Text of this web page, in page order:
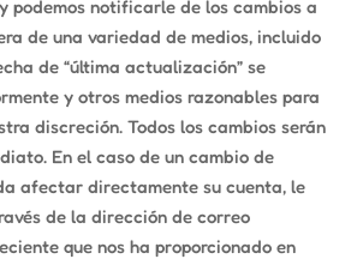
podemos notificarle de los cambios a
de una variedad de medios, incluido
de “última actualización” se
y otros medios razonables para
discreción. Todos los cambios serán
En el caso de un cambio de
afectar directamente su cuenta, le
de la dirección de correo
que nos ha proporcionado en